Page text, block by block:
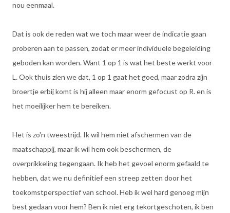
nou eenmaal.
Dat is ook de reden wat we toch maar weer de indicatie gaan
proberen aan te passen, zodat er meer individuele begeleiding
geboden kan worden. Want 1 op 1 is wat het beste werkt voor
L. Ook thuis zien we dat, 1 op 1 gaat het goed, maar zodra zijn
broertje erbij komt is hij alleen maar enorm gefocust op R. en is
het moeilijker hem te bereiken.
Het is zo'n tweestrijd. Ik wil hem niet afschermen van de
maatschappij, maar ik wil hem ook beschermen, de
overprikkeling tegengaan. Ik heb het gevoel enorm gefaald te
hebben, dat we nu definitief een streep zetten door het
toekomstperspectief van school. Heb ik wel hard genoeg mijn
best gedaan voor hem? Ben ik niet erg tekortgeschoten, ik ben